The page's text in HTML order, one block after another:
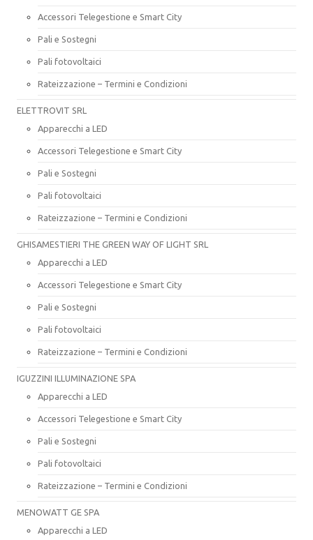
Accessori Telegestione e Smart City
Pali e Sostegni
Pali fotovoltaici
Rateizzazione – Termini e Condizioni
ELETTROVIT SRL
Apparecchi a LED
Accessori Telegestione e Smart City
Pali e Sostegni
Pali fotovoltaici
Rateizzazione – Termini e Condizioni
GHISAMESTIERI THE GREEN WAY OF LIGHT SRL
Apparecchi a LED
Accessori Telegestione e Smart City
Pali e Sostegni
Pali fotovoltaici
Rateizzazione – Termini e Condizioni
IGUZZINI ILLUMINAZIONE SPA
Apparecchi a LED
Accessori Telegestione e Smart City
Pali e Sostegni
Pali fotovoltaici
Rateizzazione – Termini e Condizioni
MENOWATT GE SPA
Apparecchi a LED